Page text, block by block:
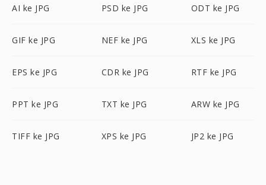
AI ke JPG PSD ke JPG ODT ke JPG
GIF ke JPG NEF ke JPG XLS ke JPG
EPS ke JPG CDR ke JPG RTF ke JPG
PPT ke JPG TXT ke JPG ARW ke JPG
TIFF ke JPG XPS ke JPG JP2 ke JPG